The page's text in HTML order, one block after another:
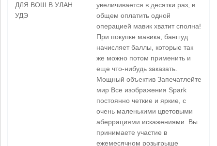
ДЛЯ ВОШ В УЛАН
УДЭ
увеличивается в десятки раз, в
общем оплатить одной
операцией мавик хватит сполна!
При покупке мавика, банггуд
начисляет баллы, которые так
же можно потом применить и
еще что-нибудь заказать.
Мощный объектив Запечатлейте
мир Все изображения Spark
постоянно четкие и яркие, с
очень маленькими цветовыми
аберрациями искажениями. Вы
принимаете участие в
ежемесячном розыгрыше